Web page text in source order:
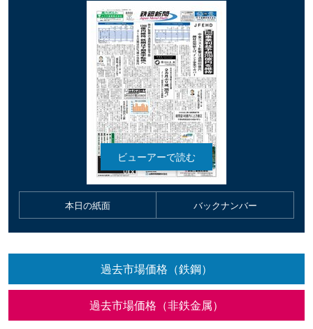
本日の紙面 バックナンバー
過去市場価格（鉄鋼）
過去市場価格（非鉄金属）